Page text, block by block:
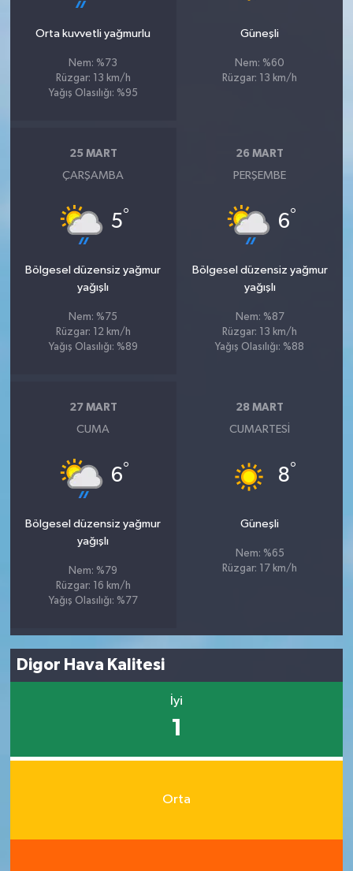
Orta kuvvetli yağmurlu
Nem: %73
Rüzgar: 13 km/h
Yağış Olasılığı: %95
Güneşli
Nem: %60
Rüzgar: 13 km/h
25 MART
ÇARŞAMBA
5°
Bölgesel düzensiz yağmur
yağışlı
Nem: %75
Rüzgar: 12 km/h
Yağış Olasılığı: %89
26 MART
PERŞEMBE
6°
Bölgesel düzensiz yağmur
yağışlı
Nem: %87
Rüzgar: 13 km/h
Yağış Olasılığı: %88
27 MART
CUMA
6°
Bölgesel düzensiz yağmur
yağışlı
Nem: %79
Rüzgar: 16 km/h
Yağış Olasılığı: %77
28 MART
CUMARTESI
8°
Güneşli
Nem: %65
Rüzgar: 17 km/h
Digor Hava Kalitesi
İyi
1
Orta